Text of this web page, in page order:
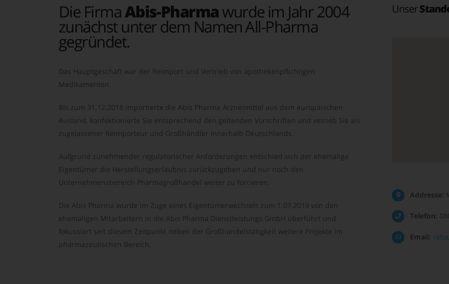
Die FirmaAbis-Pharmawurde im Jahr 2004
zunächst unter dem Namen All-Pharma
gegründet.
Das Hauptgeschäft war der Reimport und Vertrieb von apothekenpflichtigen
Medikamenten.
Bis zum 31.12.2018 importierte die Abis Pharma Arzneimittel aus dem europäischen
Ausland, konfektionierte Sie entsprechend den geltenden Vorschriften und vetrieb Sie als
zugelassener Reimporteur und Großhändler innerhalb Deutschlands.
Aufgrund zunehmender regulatorischer Anforderungen entschied sich der ehemalige
Eigentümer die Herstellungserlaubnis zurückzugeben und nur noch den
Unternehmensbereich Pharmagroßhandel weiter zu forcieren.
Die Abis Pharma wurde im Zuge eines Eigentümerwechsels zum 1.07.2019 von den
ehemaligen Mitarbeitern in die Abis Pharma Dienstleistungs GmbH überführt und
fokussiert seit diesem Zeitpunkt neben der Großhandelstätigkeit weitere Projekte im
pharmazeutischen Bereich.
Unser
Addresse:
Telefon:
Email: